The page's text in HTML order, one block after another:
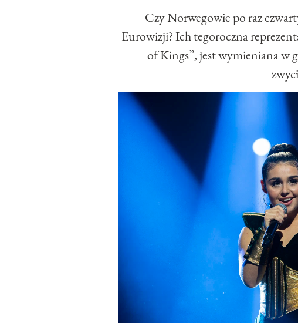
Czy Norwegowie po raz
Eurowizji? Ich tegoroczna
of Kings”, jest wymieniana w